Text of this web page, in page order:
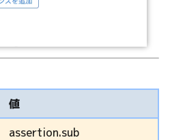
値
assertion.sub